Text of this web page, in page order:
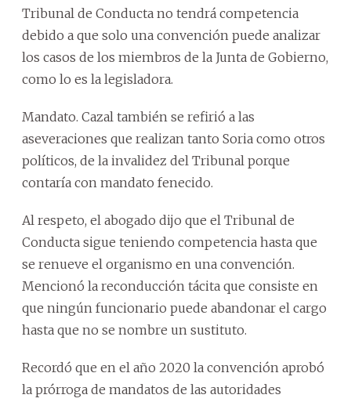
Tribunal de Conducta no tendrá competencia
debido a que solo una convención puede analizar
los casos de los miembros de la Junta de Gobierno,
como lo es la legisladora.
Mandato. Cazal también se refirió a las
aseveraciones que realizan tanto Soria como otros
políticos, de la invalidez del Tribunal porque
contaría con mandato fenecido.
Al respeto, el abogado dijo que el Tribunal de
Conducta sigue teniendo competencia hasta que
se renueve el organismo en una convención.
Mencionó la reconducción tácita que consiste en
que ningún funcionario puede abandonar el cargo
hasta que no se nombre un sustituto.
Recordó que en el año 2020 la convención aprobó
la prórroga de mandatos de las autoridades